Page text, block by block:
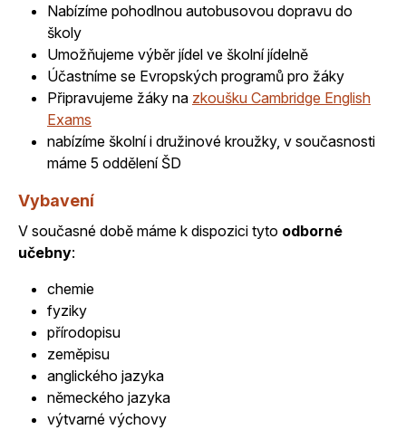
Nabízíme pohodlnou autobusovou dopravu do
školy
Umožňujeme výběr jídel ve školní jídelně
Účastníme se Evropských programů pro žáky
Připravujeme žáky na zkoušku Cambridge English
Exams
nabízíme školní i družinové kroužky, v současnosti
máme 5 oddělení ŠD
Vybavení
V současné době máme k dispozici tyto odborné
učebny:
chemie
fyziky
přírodopisu
zeměpisu
anglického jazyka
německého jazyka
výtvarné výchovy